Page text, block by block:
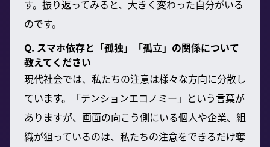
す。振り返ってみると、大きく変わった自分がいる
のです。
Q. スマホ依存と「孤独」「孤立」の関係について
教えてください
現代社会では、私たちの注意は様々な方向に分散し
ています。「テンションエコノミー」という言葉が
ありますが、画面の向こう側にいる個人や企業、組
織が狙っているのは、私たちの注意をできるだけ奪